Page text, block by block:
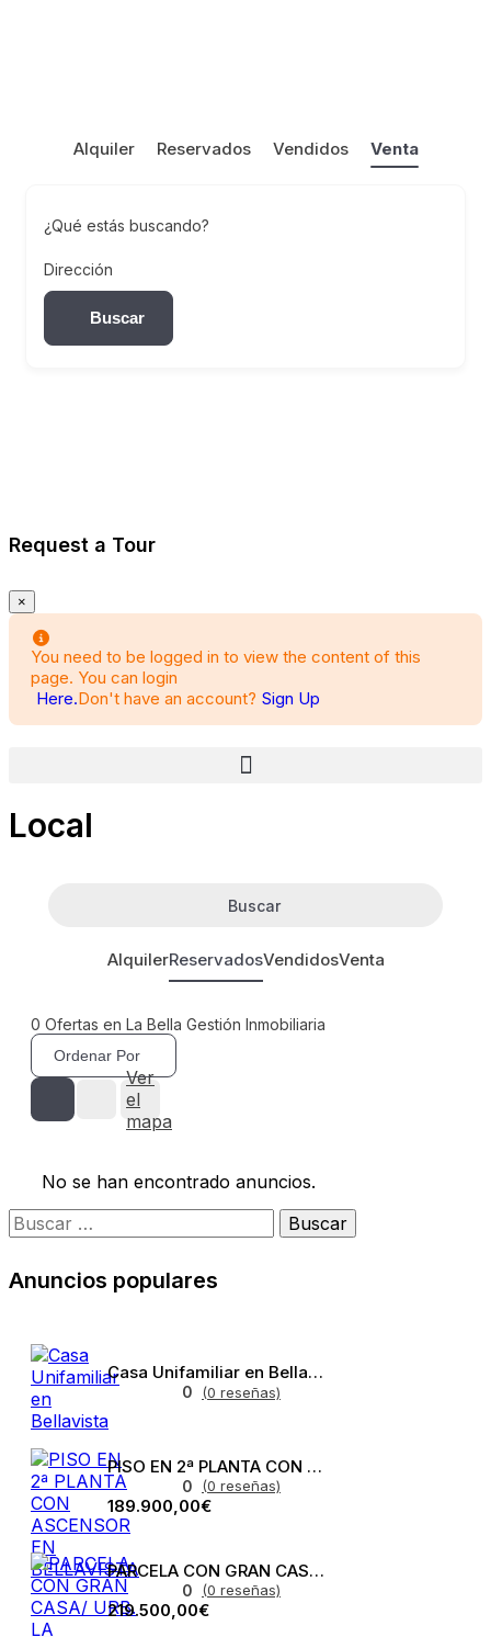
Alquiler Reservados Vendidos Venta
¿Qué estás buscando?
Dirección
Buscar
Request a Tour
×
You need to be logged in to view the content of this
page. You can login
Here.Don't have an account? Sign Up
Local
Buscar
AlquilerReservadosVendidosVenta
0 Ofertas en La Bella Gestión Inmobiliaria
Ordenar Por
Ver
el
mapa
No se han encontrado anuncios.
Anuncios populares
Casa Unifamiliar en Bellavista
0 (0 reseñas)
PISO EN 2ª PLANTA CON ASCENSOR EN BELLAVISTA
0 (0 reseñas)
189.900,00€
PARCELA CON GRAN CASA/ URB. LA HERMANDAD
0 (0 reseñas)
219.500,00€